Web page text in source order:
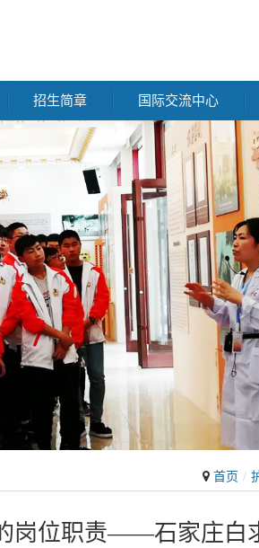
招生简章 国际交流中心
首页
岗位职责——石家庄白